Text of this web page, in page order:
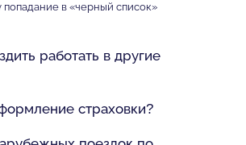
попадание в «черный список»
работать в другие
страховки?